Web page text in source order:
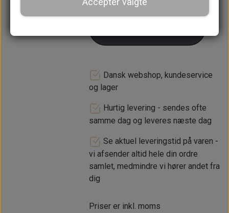
Dansk webshop, kundeservice
og lager
Hurtig levering - sendes ofte
samme dag og leveres næste dag
Se aktuel leveringstid på varen -
vi afsender altid hele din ordre
samlet, medmindre vi hører andet fra
dig
Priser er inkl. moms